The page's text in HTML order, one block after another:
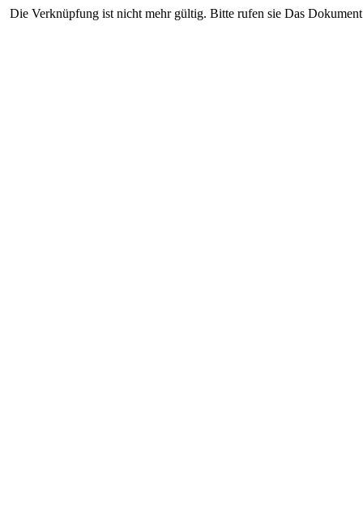
Die Verknüpfung ist nicht mehr gültig. Bitte rufen sie Das Dokument